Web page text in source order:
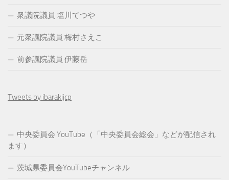
衆議院議員 塩川てつや
元衆議院議員 梅村さえこ
前参議院議員 伊藤岳
Tweets by ibarakijcp
中央委員会 YouTube（「中央委員会総会」などが配信され
ます）
茨城県委員会YouTubeチャンネル